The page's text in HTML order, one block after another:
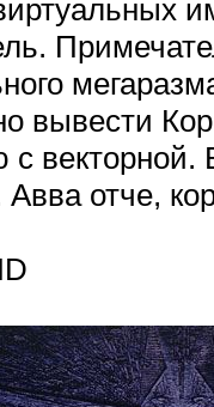
вывести
с векторной.
Авва отче,